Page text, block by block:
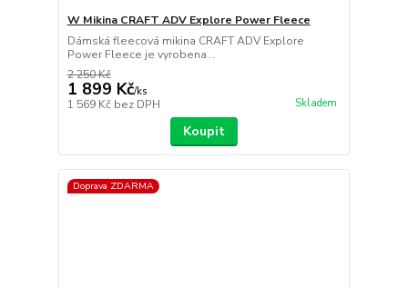
W Mikina CRAFT ADV Explore Power Fleece
Dámská fleecová mikina CRAFT ADV Explore
Power Fleece je vyrobena...
2 250 Kč
1 899 Kč/ks
1 569 Kč bez DPH Skladem
Koupit
Doprava ZDARMA